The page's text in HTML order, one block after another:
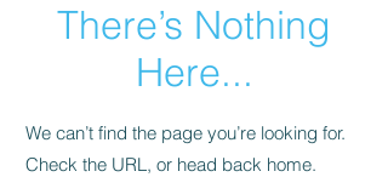
There’s Nothing
Here...
We can’t find the page you’re looking for.
Check the URL, or head back home.